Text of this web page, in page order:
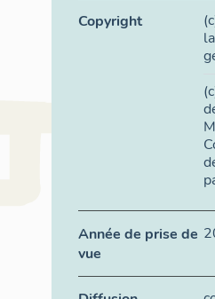
Copyright
Année de prise de
vue